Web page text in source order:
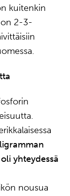
kuitenkin
on 2-3-
yhteydessä
nousua